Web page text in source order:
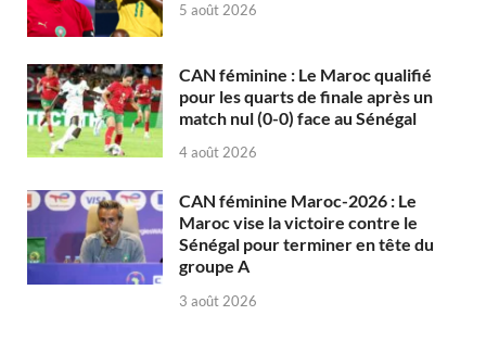
5 août 2026
CAN féminine : Le Maroc qualifié
pour les quarts de finale après un
match nul (0-0) face au Sénégal
4 août 2026
CAN féminine Maroc-2026 : Le
Maroc vise la victoire contre le
Sénégal pour terminer en tête du
groupe A
3 août 2026